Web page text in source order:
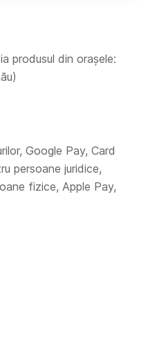
produsul din orașele:
Google Pay, Card
persoane juridice,
fizice, Apple Pay,